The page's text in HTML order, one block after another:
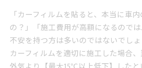
「カーフィルムを貼ると、本当に車
の？」「施工費用が高額になるので
不安を持つ方は多いのではないでし
カーフィルムを適切に施工した場合